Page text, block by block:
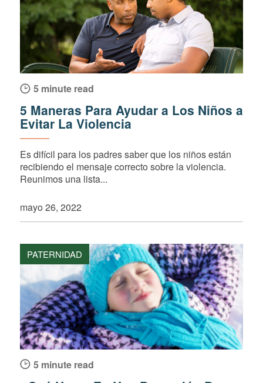
5 minute read
5 Maneras Para Ayudar a Los Niños a
Evitar La Violencia
Es difícil para los padres saber que los niños están
recibiendo el mensaje correcto sobre la violencia.
Reunimos una lista...
mayo 26, 2022
PATERNIDAD
5 minute read